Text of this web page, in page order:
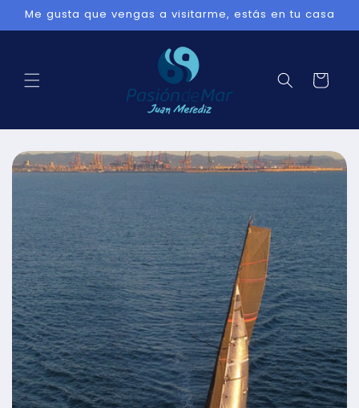
directamente
al contenido
Me gusta que vengas a visitarme, estás en tu casa
Carrito